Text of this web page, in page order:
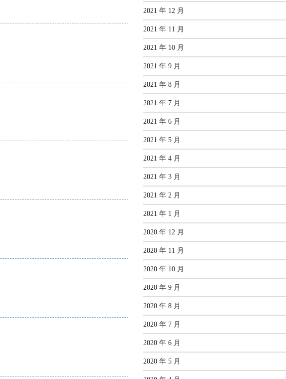
2021 年 12 月
2021 年 11 月
2021 年 10 月
2021 年 9 月
2021 年 8 月
2021 年 7 月
2021 年 6 月
2021 年 5 月
2021 年 4 月
2021 年 3 月
2021 年 2 月
2021 年 1 月
2020 年 12 月
2020 年 11 月
2020 年 10 月
2020 年 9 月
2020 年 8 月
2020 年 7 月
2020 年 6 月
2020 年 5 月